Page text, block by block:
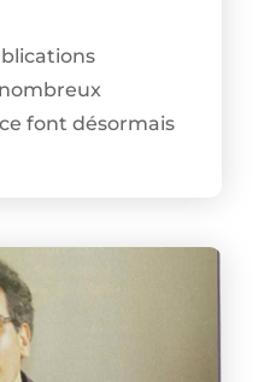
font désormais